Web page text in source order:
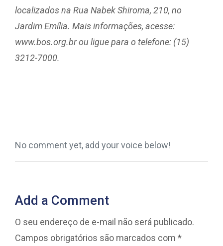
localizados na Rua Nabek Shiroma, 210, no
Jardim Emília. Mais informações, acesse:
www.bos.org.br ou ligue para o telefone: (15)
3212-7000.
No comment yet, add your voice below!
Add a Comment
O seu endereço de e-mail não será publicado.
Campos obrigatórios são marcados com *